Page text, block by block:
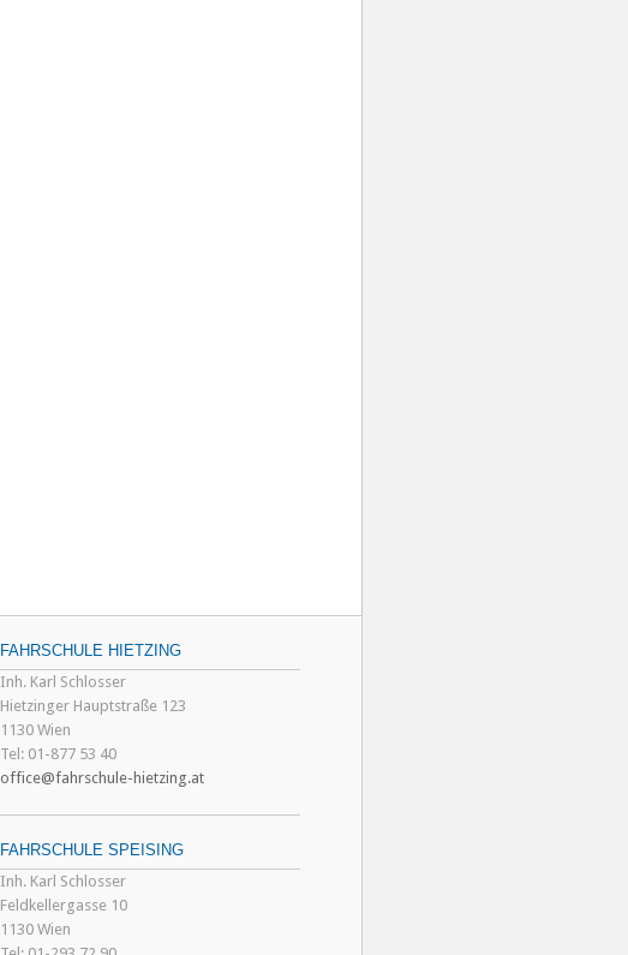
FAHRSCHULE HIETZING
Inh. Karl Schlosser
Hietzinger Hauptstraße 123
1130 Wien
Tel: 01-877 53 40
office@fahrschule-hietzing.at
FAHRSCHULE SPEISING
Inh. Karl Schlosser
Feldkellergasse 10
1130 Wien